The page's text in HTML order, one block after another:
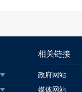
相关链接
政府网站
媒体网站